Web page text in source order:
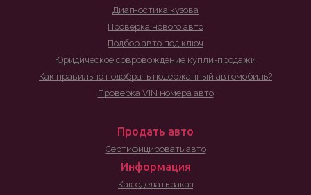
Диагностика кузова
Проверка нового авто
Подбор авто под ключ
Юридическое совровождение купли-продажи
Как правильно подобрать подержанный автомобиль?
Проверка VIN номера авто
Продать авто
Сертифицировать авто
Информация
Как сделать заказ